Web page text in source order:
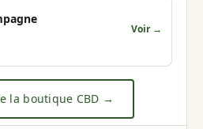
Voir →
la boutique CBD →